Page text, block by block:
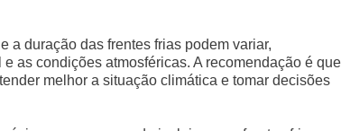
a duração das frentes frias podem variar,
as condições atmosféricas. A recomendação é
melhor a situação climática e tomar decisões